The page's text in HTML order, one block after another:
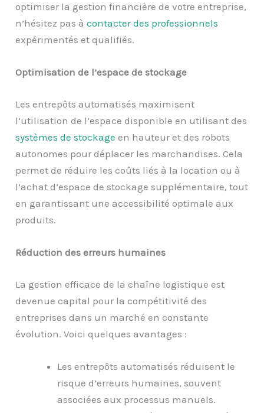
optimiser la gestion financière de votre entreprise,
n’hésitez pas àcontacter des professionnels
expérimentés et qualifiés.
Optimisation de l’espace de stockage
Les entrepôts automatisés maximisent
l’utilisation de l’espace disponible en utilisant des
systèmes de stockage en hauteur et des robots
autonomes pour déplacer les marchandises. Cela
permet de réduire les coûts liés à la location ou à
l’achat d’espace de stockage supplémentaire, tout
en garantissant une accessibilité optimale aux
produits.
Réduction des erreurs humaines
La gestion efficace de la chaîne logistique est
devenue capital pour la compétitivité des
entreprises dans un marché en constante
évolution. Voici quelques avantages :
Les entrepôts automatisés réduisent le
risque d’erreurs humaines, souvent
associées aux processus manuels.